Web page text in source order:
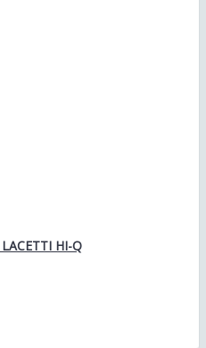
HI-Q